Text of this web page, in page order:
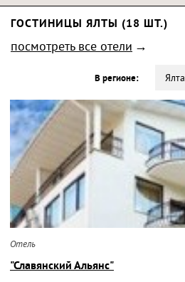
ГОСТИНИЦЫ ЯЛТЫ (18 ШТ.)
посмотреть все отели
В регионе: Ялта
Отель
"Славянский Альянс"